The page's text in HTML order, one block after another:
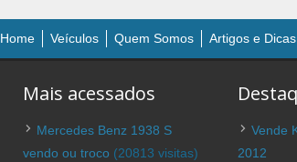
Home Veículos Quem Somos Artigos e
Mais acessados
Mercedes Benz 1938 S
vendo ou troco (20813 visitas)
Vende
2012